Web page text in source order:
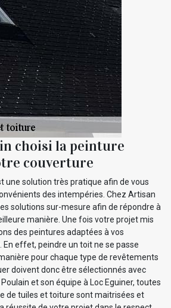
choisi la peinture
couverture
une solution très pratique afin de vous
des intempéries. Chez Artisan
solutions sur-mesure afin de répondre à
manière. Une fois votre projet mis
des peintures adaptées à vos
effet, peindre un toit ne se passe
pour chaque type de revêtements
doivent donc être sélectionnés avec
et son équipe à Loc Eguiner, toutes
de tuiles et toiture sont maitrisées et